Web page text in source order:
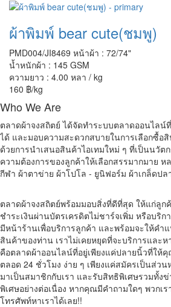
ผ้าพิมพ์ bear cute(ชมพู)
PMD004/JI8469 หน้าผ้า : 72/74"
น้ำหนักผ้า : 145 GSM
ความยาว : 4.00 หลา / kg
160 ฿/kg
Who We Are
ตลาดผ้าจงสถิตย์ ได้จัดทำระบบตลาดออนไลน์
ได้ และมอบความสะดวกสบายในการเลือกซื้อ
ด้วยการนำเสนอสินค้าไอเทมใหม่ ๆ ที่เป็นนวัต
ความต้องการของลูกค้าให้เลือกสรรมากมาย ห
กีฬา ผ้าตาข่าย ผ้าโปโล - ยูนิฟอร์ม ผ้าเกล็ดป
ตลาดผ้าจงสถิตย์พร้อมมอบสิ่งที่ดีที่สุด ให้แก่ลูก
ชำระเงินผ่านบัตรเครดิตไม่ชาร์จเพิ่ม หรือบริก
มีหน้าร้านเพื่อบริการลูกค้า และพร้อมจะให้คำ
สินค้าของท่าน เราไม่เคยหยุดที่จะบริการและ
คือตลาดผ้าออนไลน์ที่อยู่เพียงแค่ปลายนิ้วที่ให้
ตลอด 24 ชั่วโมง ง่าย ๆ เพียงแค่สมัครเป็นส่วน
มาเป็นสมาชิกกับเรา และรับสิทธิพิเศษรวมทั้ง
พิเศษอย่างต่อเนื่อง หากคุณมีคำถามใดๆ พวกเ
โทรศัพท์หาเราได้เลย!!